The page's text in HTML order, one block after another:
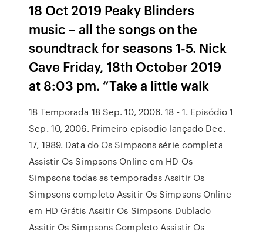
18 Oct 2019 Peaky Blinders
music – all the songs on the
soundtrack for seasons 1-5. Nick
Cave Friday, 18th October 2019
at 8:03 pm. “Take a little walk
18 Temporada 18 Sep. 10, 2006. 18 - 1. Episódio 1
Sep. 10, 2006. Primeiro episodio lançado Dec.
17, 1989. Data do Os Simpsons série completa
Assistir Os Simpsons Online em HD Os
Simpsons todas as temporadas Assitir Os
Simpsons completo Assitir Os Simpsons Online
em HD Grátis Assitir Os Simpsons Dublado
Assitir Os Simpsons Completo Assistir Os